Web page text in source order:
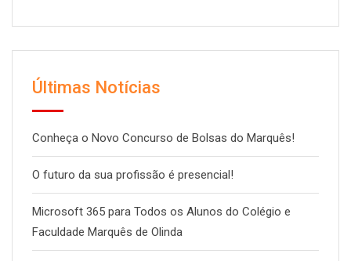
Últimas Notícias
Conheça o Novo Concurso de Bolsas do Marquês!
O futuro da sua profissão é presencial!
Microsoft 365 para Todos os Alunos do Colégio e
Faculdade Marquês de Olinda